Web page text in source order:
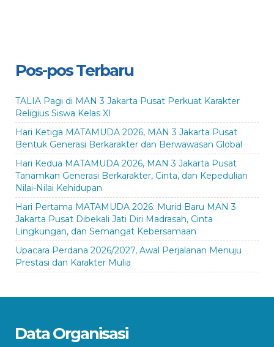
Pos-pos Terbaru
TALIA Pagi di MAN 3 Jakarta Pusat Perkuat Karakter
Religius Siswa Kelas XI
Hari Ketiga MATAMUDA 2026, MAN 3 Jakarta Pusat
Bentuk Generasi Berkarakter dan Berwawasan Global
Hari Kedua MATAMUDA 2026, MAN 3 Jakarta Pusat
Tanamkan Generasi Berkarakter, Cinta, dan Kepedulian
Nilai-Nilai Kehidupan
Hari Pertama MATAMUDA 2026: Murid Baru MAN 3
Jakarta Pusat Dibekali Jati Diri Madrasah, Cinta
Lingkungan, dan Semangat Kebersamaan
Upacara Perdana 2026/2027, Awal Perjalanan Menuju
Prestasi dan Karakter Mulia
Data Organisasi